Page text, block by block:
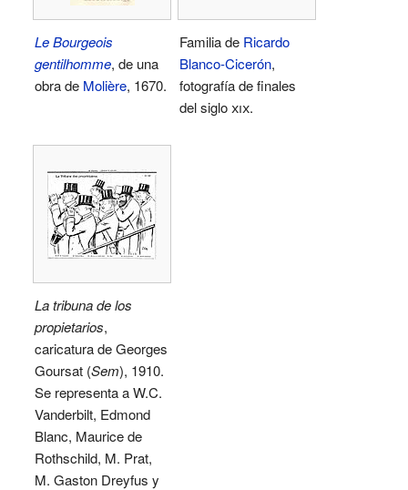
Le Bourgeois
gentilhomme, de una
obra de Molière, 1670.
Familia de Ricardo
Blanco-Cicerón,
fotografía de finales
del sigloxix.
La tribuna de los
propietarios,
caricatura de Georges
Goursat (Sem), 1910.
Se representa a W.C.
Vanderbilt, Edmond
Blanc, Maurice de
Rothschild, M. Prat,
M. Gaston Dreyfus y